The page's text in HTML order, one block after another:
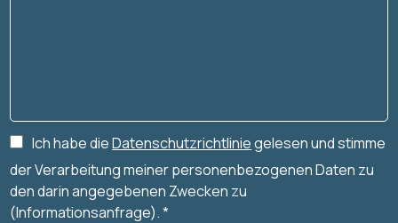
Ich habe dieDatenschutzrichtliniegelesen und stimme
der Verarbeitung meiner personenbezogenen Daten zu
den darin angegebenen Zwecken zu
(Informationsanfrage). *